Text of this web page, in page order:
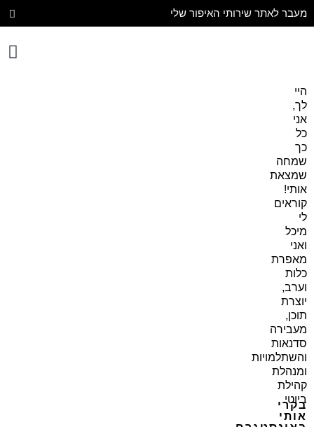
מעבר לאתר שירותי האיפור שלי
היי
לך,
אני
כל
כך
שמחה
שמצאת
אותי!
קוראים
לי
מיכל
ואני
מאפרת
כלות
וערב,
יוצרת
תוכן,
מעבירה
סדנאות
והשתלמויות
ומנהלת
קהילת
ביוטי
בקרי
אותי